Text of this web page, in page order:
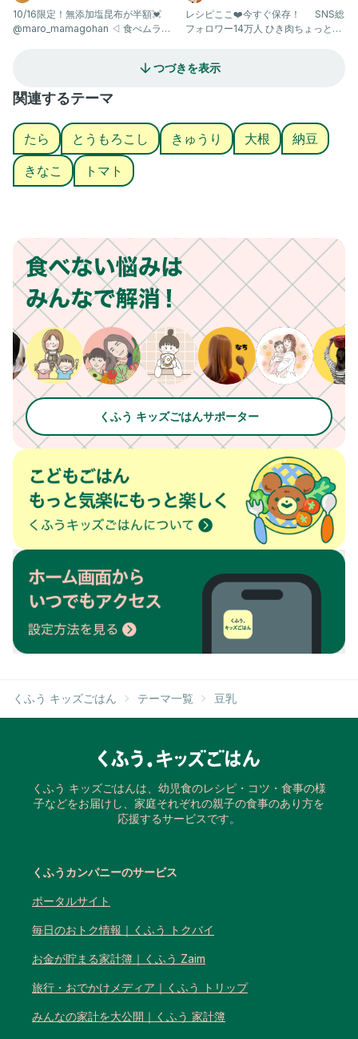
| 幼児食1歳〜
10/16限定！無添加塩昆布が半額💓
@maro_mamagohan ◁ 食べムラっ
ぶレシピ 𓌉◯𓇋
レシピここ❤️今すぐ保存！ SNS総
フォロワー14万人 ひき肉ちょっとで
つづきを表示
関連するテーマ
たら とうもろこし きゅうり 大根
納豆
きなこ
トマト
くふう キッズごはんサポーター
くふう キッズごはん テーマ一覧 豆乳
くふう キッズごはんは、幼児食のレシピ・コツ・食事の様
子などをお届けし、家庭それぞれの親子の食事のあり方を
応援するサービスです。
くふうカンパニーのサービス
ポータルサイト
毎日のおトク情報｜くふう トクバイ
お金が貯まる家計簿｜くふう Zaim
旅行・おでかけメディア｜くふう トリップ
みんなの家計を大公開｜くふう 家計簿